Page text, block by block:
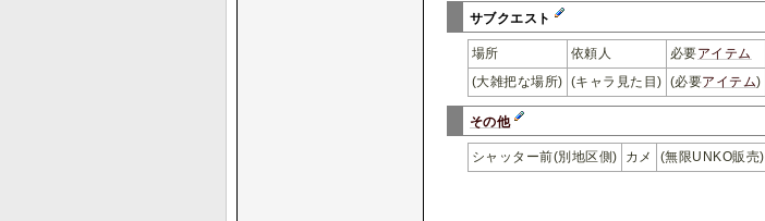
サブクエスト
場所 依頼人 必要アイテム
(大雑把な場所) (キャラ見た目) (必要アイテム)
その他
シャッター前(別地区側) カメ (無限UNKO販売)